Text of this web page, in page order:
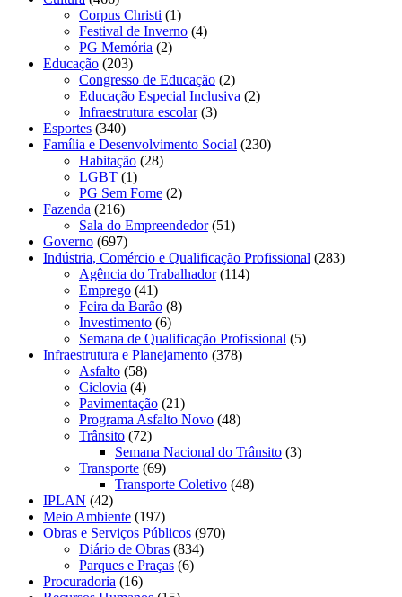
Corpus Christi (1)
Festival de Inverno (4)
PG Memória (2)
Educação (203)
Congresso de Educação (2)
Educação Especial Inclusiva (2)
Infraestrutura escolar(3)
Esportes (340)
Família e Desenvolvimento Social (230)
Habitação (28)
LGBT (1)
PG Sem Fome (2)
Fazenda (216)
Sala do Empreendedor(51)
Governo (697)
Indústria, Comércio e Qualificação Profissional (283)
Agência do Trabalhador(114)
Emprego (41)
Feira da Barão (8)
Investimento (6)
Semana de Qualificação Profissional (5)
Infraestrutura e Planejamento (378)
Asfalto (58)
Ciclovia (4)
Pavimentação (21)
Programa Asfalto Novo (48)
Trânsito (72)
Semana Nacional do Trânsito (3)
Transporte (69)
Transporte Coletivo (48)
IPLAN (42)
Meio Ambiente (197)
Obras e Serviços Públicos (970)
Diário de Obras (834)
Parques e Praças (6)
Procuradoria (16)